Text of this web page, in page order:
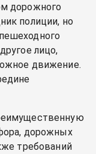
дорожного
полиции, но
лицо,
движение.
дорожных
требований